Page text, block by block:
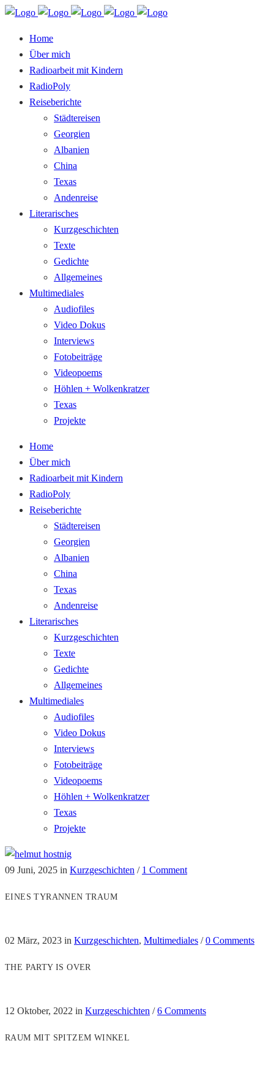
Home
Über mich
Radioarbeit mit Kindern
RadioPoly
Reiseberichte
Städtereisen
Georgien
Albanien
China
Texas
Andenreise
Literarisches
Kurzgeschichten
Texte
Gedichte
Allgemeines
Multimediales
Audiofiles
Video Dokus
Interviews
Fotobeiträge
Videopoems
Höhlen + Wolkenkratzer
Texas
Projekte
Home
Über mich
Radioarbeit mit Kindern
RadioPoly
Reiseberichte
Städtereisen
Georgien
Albanien
China
Texas
Andenreise
Literarisches
Kurzgeschichten
Texte
Gedichte
Allgemeines
Multimediales
Audiofiles
Video Dokus
Interviews
Fotobeiträge
Videopoems
Höhlen + Wolkenkratzer
Texas
Projekte
09 Juni, 2025 in Kurzgeschichten / 1 Comment
EINES TYRANNEN TRAUM
02 März, 2023 in Kurzgeschichten, Multimediales /0 Comments
THE PARTY IS OVER
12 Oktober, 2022 in Kurzgeschichten /6 Comments
RAUM MIT SPITZEM WINKEL